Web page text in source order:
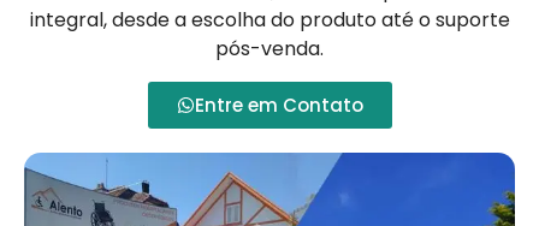
integral, desde a escolha do produto até o suporte
pós-venda.
Entre em Contato